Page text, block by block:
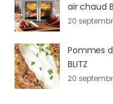
air chaud
20
Pommes
BLITZ
20